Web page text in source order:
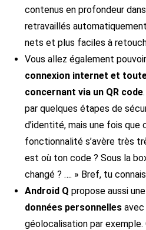
contenus en profondeur
retravaillés
nets et plus faciles à
Vous allez également pouvoir
connexion internet et
concernant via un QR code
par quelques étapes de
d’identité, mais une fois que
fonctionnalité s’avère très
est où ton code ? Sous la
changé ? …. » Bref, tu
Android Q propose aussi
données personnelles
géolocalisation par